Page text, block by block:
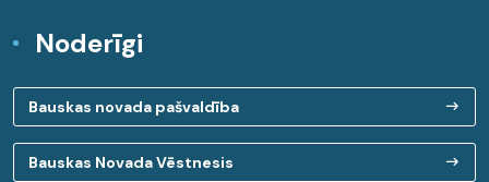
Noderīgi
Bauskas novada pašvaldība
Bauskas Novada Vēstnesis